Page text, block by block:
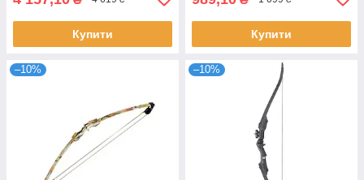
Купити Купити
–10% –10%